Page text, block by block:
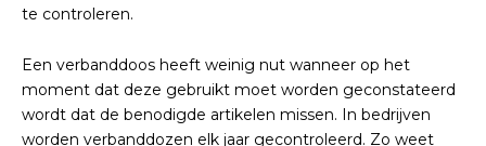
te controleren.
Een verbanddoos heeft weinig nut wanneer op het
moment dat deze gebruikt moet worden geconstateerd
wordt dat de benodigde artikelen missen. In bedrijven
worden verbanddozen elk jaar gecontroleerd. Zo weet